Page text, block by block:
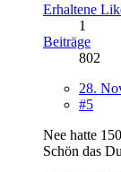
Erhaltene
1
Beiträge
802
28.
#5
Nee hatte
Schön das